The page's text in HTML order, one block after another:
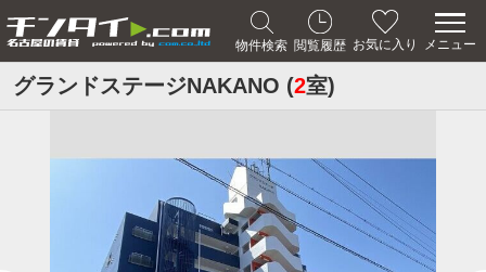
物件検索 閲覧履歴 お気に入り メニュー
グランドステージNAKANO (2室)